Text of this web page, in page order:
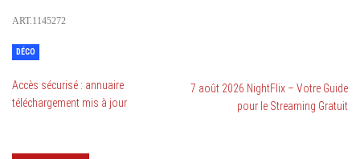
ART.1145272
DÉCO
Accès sécurisé : annuaire
téléchargement mis à jour
7 août 2026 NightFlix – Votre Guide
pour le Streaming Gratuit